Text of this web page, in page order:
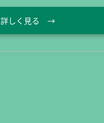
詳しく見る →